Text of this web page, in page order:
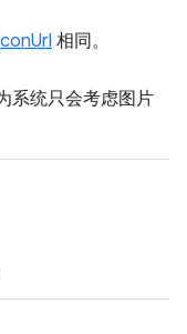
相同。
系统只会考虑图片